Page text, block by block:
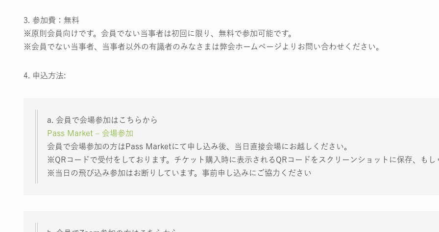
3. 参加費：無料
※原則会員向けです。会員でない当事者は初回に限り、無料で参加可能です。
※会員でない当事者、当事者以外の有識者のみなさまは弊会ホームページよりお問い合わせください。
4. 申込方法:
a. 会員で会場参加はこちらから
Pass Market – 会場参加
会員で会場参加の方はPass Marketにて申し込み後、当日直接会場にお越しください。
※QRコードで受付をしております。チケット購入時に表示されるQRコードをスクリーンショットに保存、も
※当日の飛び込み参加はお断りしています。事前申し込みにご協力ください